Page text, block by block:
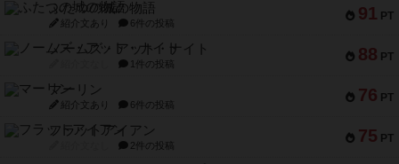
91 PT
ふたつの城の物語
紹介文あり 6件の投稿
88 PT
ノームズ・アット・ナイト
1件の投稿
76 PT
マーリン
紹介文あり 6件の投稿
75 PT
フラットアイアン
2件の投稿